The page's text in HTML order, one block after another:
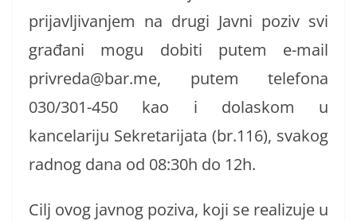
prijavljivanjem na drugi Javni poziv svi
građani mogu dobiti putem e-mail
privreda@bar.me, putem telefona
030/301-450 kao i dolaskom u
kancelariju Sekretarijata (br.116), svakog
radnog dana od 08:30h do 12h.
Cilj ovog javnog poziva, koji se realizuje u